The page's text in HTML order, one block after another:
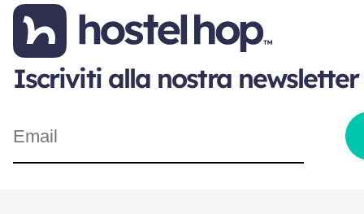
Iscriviti alla nostra newsletter